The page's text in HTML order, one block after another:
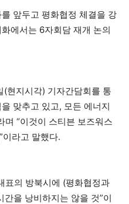
앞두고 평화협정 체결을 강
에서는 6자회담 재개 논의
현지시각) 기자간담회를 통
맞추고 있고, 모든 에너지
며 “이것이 스티븐 보즈워스
라고 말했다.
표의 방북시에 (평화협정과
을 낭비하지는 않을 것”이